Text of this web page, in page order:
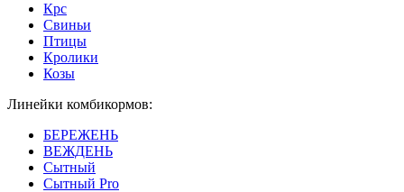
Крс
Свиньи
Птицы
Кролики
Козы
Линейки комбикормов:
БЕРЕЖЕНЬ
ВЕЖДЕНЬ
Сытный
Сытный Pro